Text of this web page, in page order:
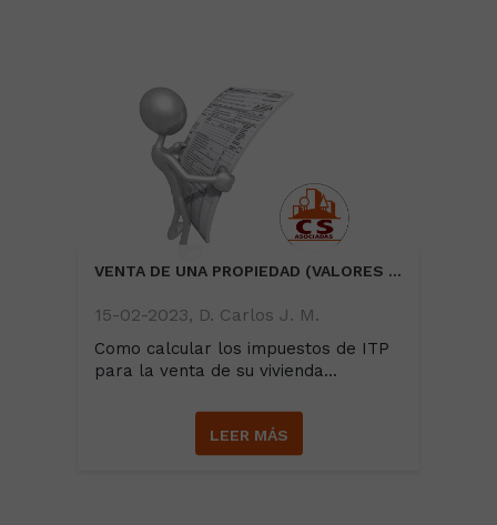
VENTA DE UNA PROPIEDAD (VALORES TEÓRICOS LIQUIDACIÓN IMPUESTOS COMPRADOR)
15-02-2023, D. Carlos J. M.
Como calcular los impuestos de ITP
para la venta de su vivienda...
LEER MÁS